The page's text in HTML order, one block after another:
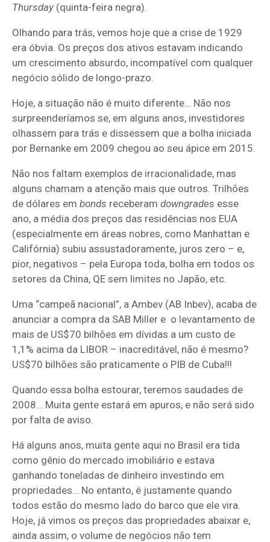
Thursday (quinta-feira negra).
Olhando para trás, vemos hoje que a crise de 1929
era óbvia. Os preços dos ativos estavam indicando
um crescimento absurdo, incompatível com qualquer
negócio sólido de longo-prazo.
Hoje, a situação não é muito diferente… Não nos
surpreenderíamos se, em alguns anos, investidores
olhassem para trás e dissessem que a bolha iniciada
por Bernanke em 2009 chegou ao seu ápice em 2015.
Não nos faltam exemplos de irracionalidade, mas
alguns chamam a atenção mais que outros. Trilhões
de dólares em bonds receberam downgrades esse
ano, a média dos preços das residências nos EUA
(especialmente em áreas nobres, como Manhattan e
Califórnia) subiu assustadoramente, juros zero – e,
pior, negativos – pela Europa toda, bolha em todos os
setores da China, QE sem limites no Japão, etc.
Uma “campeã nacional”, a Ambev (AB Inbev), acaba de
anunciar a compra da SAB Miller e o levantamento de
mais de US$70 bilhões em dívidas a um custo de
1,1% acima da LIBOR – inacreditável, não é mesmo?
US$70 bilhões são praticamente o PIB de Cuba!!!
Quando essa bolha estourar, teremos saudades de
2008… Muita gente estará em apuros, e não será sido
por falta de aviso.
Há alguns anos, muita gente aqui no Brasil era tida
como gênio do mercado imobiliário e estava
ganhando toneladas de dinheiro investindo em
propriedades… No entanto, é justamente quando
todos estão do mesmo lado do barco que ele vira.
Hoje, já vimos os preços das propriedades abaixar e,
ainda assim, o volume de negócios não tem